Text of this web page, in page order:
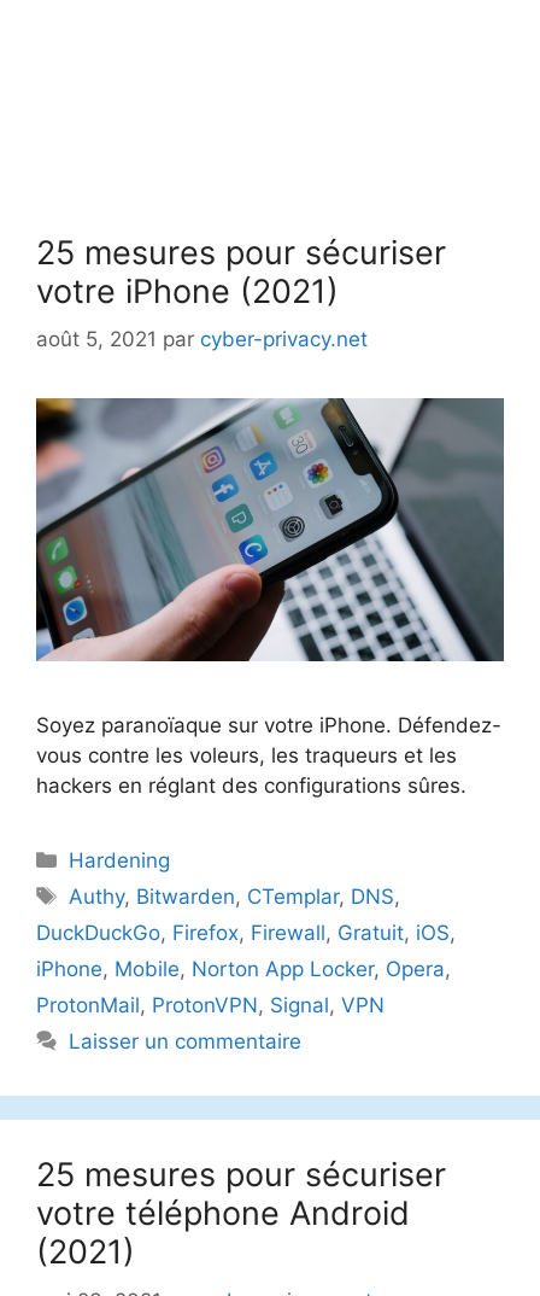
25 mesures pour sécuriser
votre iPhone (2021)
août 5, 2021 par cyber-privacy.net
Soyez paranoïaque sur votre iPhone. Défendez-
vous contre les voleurs, les traqueurs et les
hackers en réglant des configurations sûres.
Catégories
Hardening
Étiquettes
Authy, Bitwarden, CTemplar, DNS,
DuckDuckGo, Firefox, Firewall, Gratuit, iOS,
iPhone, Mobile, Norton App Locker, Opera,
ProtonMail, ProtonVPN, Signal, VPN
Laisser un commentaire
25 mesures pour sécuriser
votre téléphone Android
(2021)